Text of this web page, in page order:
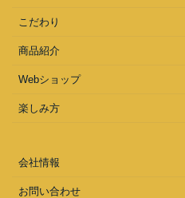
こだわり
商品紹介
Webショップ
楽しみ方
会社情報
お問い合わせ